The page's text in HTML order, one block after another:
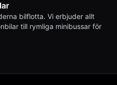
bilflotta. Vi erbjuder allt
till rymliga minibussar för